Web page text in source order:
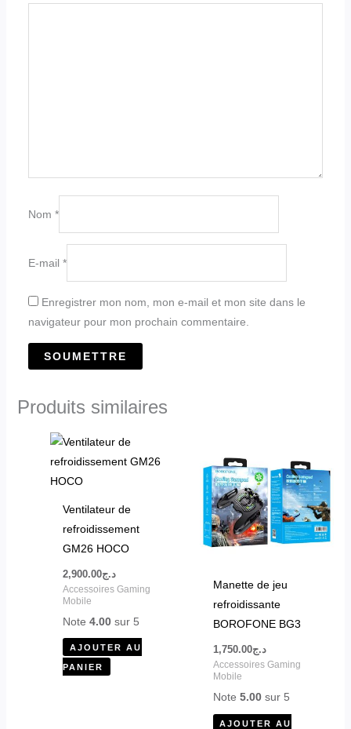
Nom *
E-mail *
Enregistrer mon nom, mon e-mail et mon site dans le
navigateur pour mon prochain commentaire.
Produits similaires
Ventilateur de
refroidissement
GM26 HOCO
د.ج2,900.00
Accessoires Gaming
Mobile
Note4.00 sur 5
AJOUTER AU
PANIER
Manette de jeu
refroidissante
BOROFONE BG3
د.ج1,750.00
Accessoires Gaming
Mobile
Note 5.00sur 5
AJOUTER AU